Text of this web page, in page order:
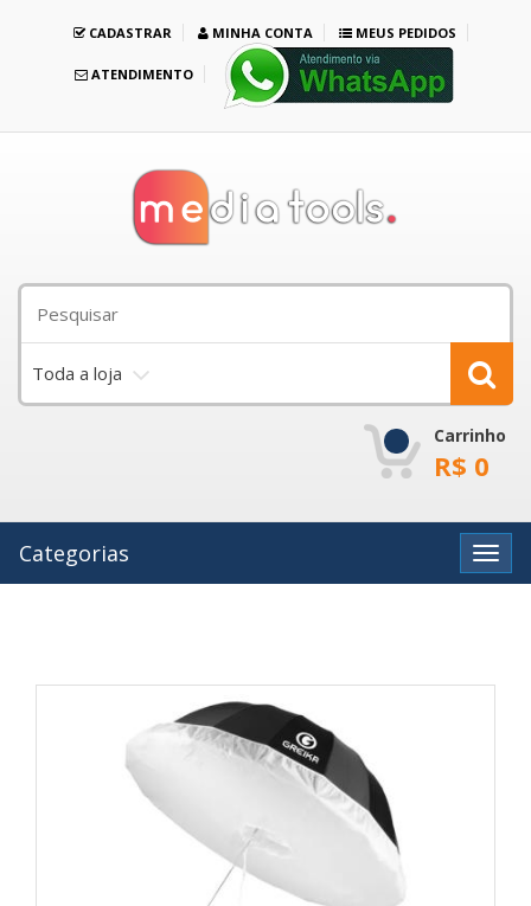
CADASTRAR MINHA CONTA MEUS PEDIDOS
ATENDIMENTO
Toda a loja
Carrinho
R$ 0
Categorias Ver